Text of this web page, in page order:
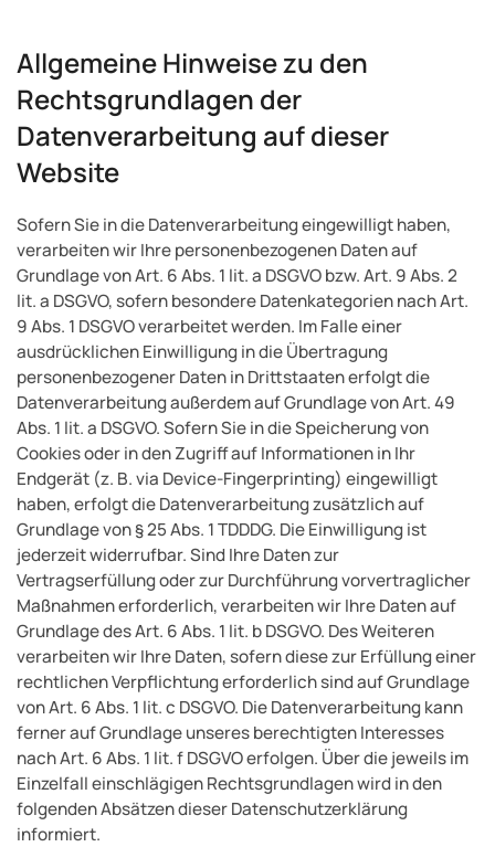
Allgemeine Hinweise zu den
Rechtsgrundlagen der
Datenverarbeitung auf dieser
Website
Sofern Sie in die Datenverarbeitung eingewilligt haben,
verarbeiten wir Ihre personenbezogenen Daten auf
Grundlage von Art. 6 Abs. 1 lit. a DSGVO bzw. Art. 9 Abs. 2
lit. a DSGVO, sofern besondere Datenkategorien nach Art.
9 Abs. 1 DSGVO verarbeitet werden. Im Falle einer
ausdrücklichen Einwilligung in die Übertragung
personenbezogener Daten in Drittstaaten erfolgt die
Datenverarbeitung außerdem auf Grundlage von Art. 49
Abs. 1 lit. a DSGVO. Sofern Sie in die Speicherung von
Cookies oder in den Zugriff auf Informationen in Ihr
Endgerät (z. B. via Device-Fingerprinting) eingewilligt
haben, erfolgt die Datenverarbeitung zusätzlich auf
Grundlage von § 25 Abs. 1 TDDDG. Die Einwilligung ist
jederzeit widerrufbar. Sind Ihre Daten zur
Vertragserfüllung oder zur Durchführung vorvertraglicher
Maßnahmen erforderlich, verarbeiten wir Ihre Daten auf
Grundlage des Art. 6 Abs. 1 lit. b DSGVO. Des Weiteren
verarbeiten wir Ihre Daten, sofern diese zur Erfüllung einer
rechtlichen Verpflichtung erforderlich sind auf Grundlage
von Art. 6 Abs. 1 lit. c DSGVO. Die Datenverarbeitung kann
ferner auf Grundlage unseres berechtigten Interesses
nach Art. 6 Abs. 1 lit. f DSGVO erfolgen. Über die jeweils im
Einzelfall einschlägigen Rechtsgrundlagen wird in den
folgenden Absätzen dieser Datenschutzerklärung
informiert.